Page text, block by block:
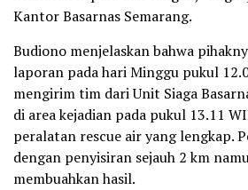
Kantor Basarnas Semarang.
Budiono menjelaskan bahwa
laporan pada hari Minggu pukul
mengirim tim dari Unit Siaga
di area kejadian pada pukul 13.11
peralatan rescue air yang lengkap.
dengan penyisiran sejauh 2 km
membuahkan hasil.